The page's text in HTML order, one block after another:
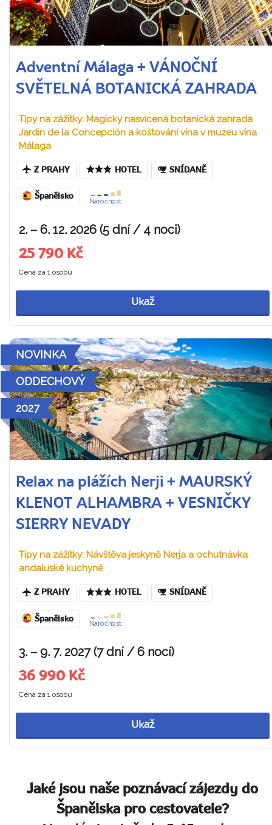
Adventní Málaga + VÁNOČNÍ
SVĚTELNÁ BOTANICKÁ ZAHRADA
Tipy na zážitky: Magicky nasvícená botanická zahrada
Jardin de la Concepción a koštování vína v muzeu vína
Málaga
Z PRAHY HOTEL SNÍDANĚ
Španělsko
Náročnost
2. – 6. 12. 2026 (5 dní / 4 noci)
25 790 Kč
Cena za 1 osobu
Ukaž
NOVINKA
ODDECHOVÝ
2027
Relax na plážích Nerji + MAURSKÝ
KLENOT ALHAMBRA + VESNIČKY
SIERRY NEVADY
Tipy na zážitky: Návštěva jeskyně Nerja a ochutnávka
andaluské kuchyně
Z PRAHY HOTEL SNÍDANĚ
Španělsko
Náročnost
3. – 9. 7. 2027 (7 dní / 6 nocí)
36 990 Kč
Cena za 1 osobu
Ukaž
Jaké jsou naše poznávací zájezdy do
Španělska pro cestovatele?